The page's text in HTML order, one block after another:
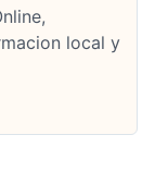
local y